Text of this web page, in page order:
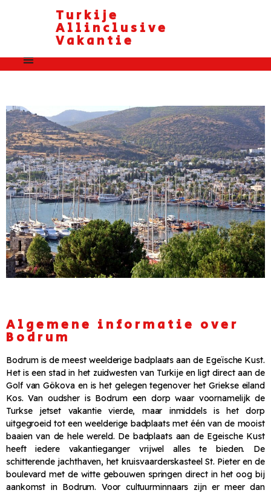
Turkije
Allinclusive
Vakantie
Algemene informatie over
Bodrum
Bodrum is de meest weelderige badplaats aan de Egeïsche Kust.
Het is een stad in het zuidwesten van Turkije en ligt direct aan de
Golf van Gökova en is het gelegen tegenover het Griekse eiland
Kos. Van oudsher is Bodrum een dorp waar voornamelijk de
Turkse jetset vakantie vierde, maar inmiddels is het dorp
uitgegroeid tot een weelderige badplaats met één van de mooist
baaien van de hele wereld. De badplaats aan de Egeische Kust
heeft iedere vakantieganger vrijwel alles te bieden. De
schitterende jachthaven, het kruisvaarderskasteel St. Pieter en de
boulevard met de witte gebouwen springen direct in het oog bij
aankomst in Bodrum. Voor cultuurminnaars zijn er meer dan